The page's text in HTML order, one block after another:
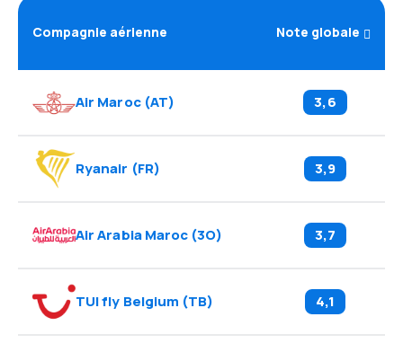
Compagnie aérienne Note globale
Air Maroc(AT) 3,6
Ryanair (FR) 3,9
Air Arabia Maroc (3O) 3,7
TUI fly Belgium (TB) 4,1